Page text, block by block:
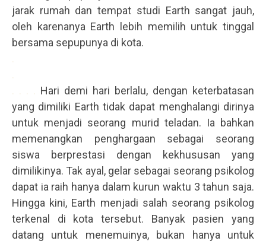
jarak rumah dan tempat studi Earth sangat jauh,
oleh karenanya Earth lebih memilih untuk tinggal
bersama sepupunya di kota.
.
.
. . . . Hari demi hari berlalu, dengan keterbatasan
yang dimiliki Earth tidak dapat menghalangi dirinya
untuk menjadi seorang murid teladan. Ia bahkan
memenangkan penghargaan sebagai seorang
siswa berprestasi dengan kekhususan yang
dimilikinya. Tak ayal, gelar sebagai seorang psikolog
dapat ia raih hanya dalam kurun waktu 3 tahun saja.
Hingga kini, Earth menjadi salah seorang psikolog
terkenal di kota tersebut. Banyak pasien yang
datang untuk menemuinya, bukan hanya untuk